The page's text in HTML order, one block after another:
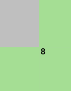
8